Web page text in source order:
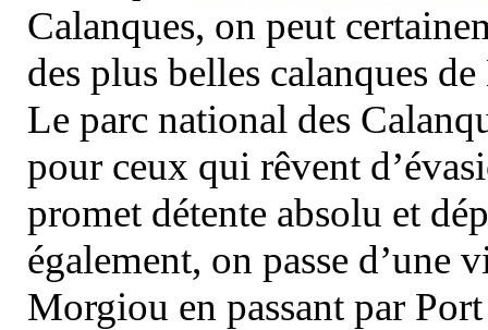
Calanques, on peut
des plus belles calanques
Le parc national des
pour ceux qui rêvent
promet détente absolu et
également, on passe d’une
Morgiou en passant par